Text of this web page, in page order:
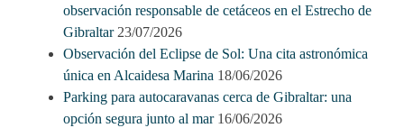
observación responsable de cetáceos en el Estrecho de
Gibraltar 23/07/2026
Observación del Eclipse de Sol: Una cita astronómica
única en Alcaidesa Marina 18/06/2026
Parking para autocaravanas cerca de Gibraltar: una
opción segura junto al mar 16/06/2026